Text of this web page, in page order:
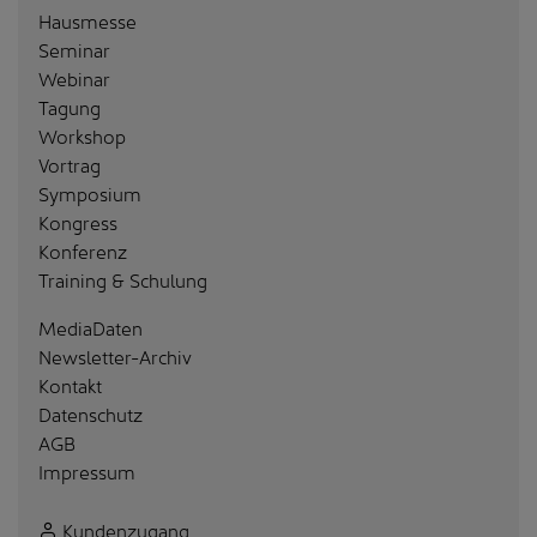
Hausmesse
Seminar
Webinar
Tagung
Workshop
Vortrag
Symposium
Kongress
Konferenz
Training & Schulung
MediaDaten
Newsletter-Archiv
Kontakt
Datenschutz
AGB
Impressum
Kundenzugang